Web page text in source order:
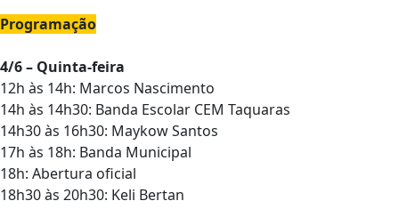
Programação
4/6 – Quinta-feira
12h às 14h: Marcos Nascimento
14h às 14h30: Banda Escolar CEM Taquaras
14h30 às 16h30: Maykow Santos
17h às 18h: Banda Municipal
18h: Abertura oficial
18h30 às 20h30: Keli Bertan